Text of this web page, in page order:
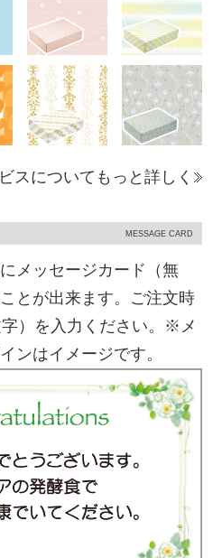
スについてもっと詳しく
MESSAGE CARD
メッセージカード（無
とが出来ます。ご注文時
）を入力ください。※メ
ンはイメージです。